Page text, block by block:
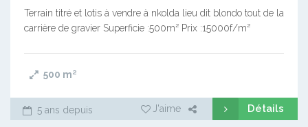
Terrain titré et lotis à vendre à nkolda lieu dit blondo tout de la
carrière de gravier Superficie :500m² Prix :15000f/m²
500 m²
5 ans depuis J'aime Détails